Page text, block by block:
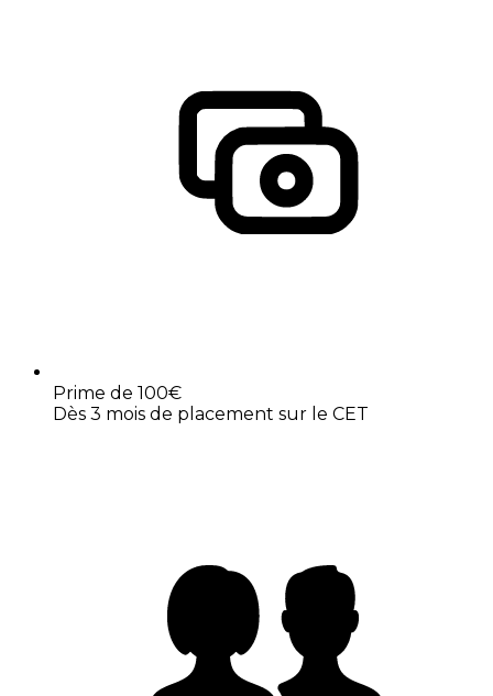
Prime de 100€
Dès 3 mois de placement sur le CET